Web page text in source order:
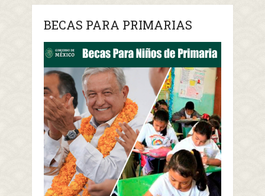
BECAS PARA PRIMARIAS